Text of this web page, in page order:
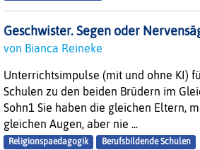
Geschwister. Segen oder
von Bianca Reineke
Unterrichtsimpulse (mit und ohne KI)
Schulen zu den beiden Brüdern im
Sohn1 Sie haben die gleichen Eltern,
gleichen Augen, aber nie ...
Religionspaedagogik Berufsbildende Schulen